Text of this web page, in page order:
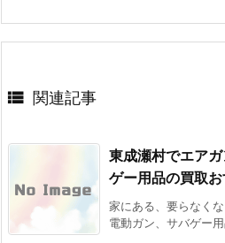
 関連記事
東成瀬村でエア
ゲー用品の買取
家にある、要らなく
電動ガン、サバゲー